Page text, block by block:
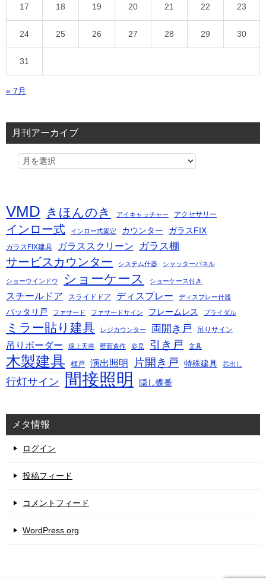
17 18 19 20 21 22 23
24 25 26 27 28 29 30
31
« 7月
月刊アーカイブ
VMD きほんのき アイキャッチャー アクセサリー
インロー式 インロー式固定 カウンター ガラスFIX
ガラスFIX建具 ガラススクリーン ガラス棚
サービスカウンター システム什器 シャッターパネル
ショーウインドウ ショーケース ショーケース付き
スチールドア スライドドア ディスプレー ディスプレー什器
バッタリ戸 ファサード ファサードサイン フレームレス ブライダル
ミラー貼り建具 レジカウンター 両開き戸 吊りサイン
吊りボーダー 堀上天井 壁面造作 姿見 引き戸 文具
木製建具 框戸 演出照明 片開き戸 特殊建具 芯出し
行灯サイン 間接照明 隠し蝶番
メタ情報
ログイン
投稿フィード
コメントフィード
WordPress.org